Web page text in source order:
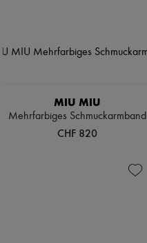
MIU MIU
Mehrfarbiges Schmuckarmband
CHF 820